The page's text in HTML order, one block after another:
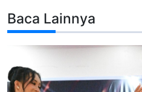
Baca Lainnya